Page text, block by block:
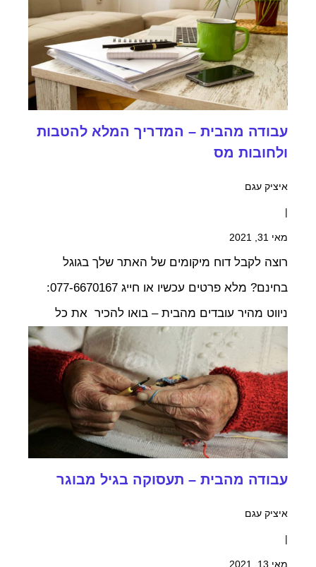
עבודה מהבית – המדריך המלא להטבות
ולחובות מס
איציק עגם
|
מאי 31, 2021
רוצה לקבל דוח מיקומים של האתר שלך בגוגל
בחינם? מלא פרטים עכשיו או חייג 077-6670167:
ניווט מהיר עובדים מהבית – בואו להכיר את כל
עבודה מהבית – תעסוקה בגיל מבוגר
איציק עגם
|
מאי 13, 2021